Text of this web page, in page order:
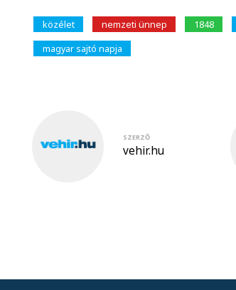
közélet nemzeti ünnep 1848
magyar sajtó napja
SZERZŐ
vehir.hu